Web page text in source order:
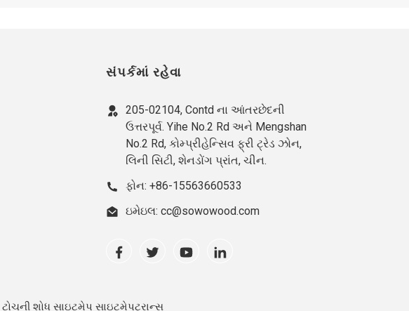
સંપર્કમાં રહેવા
205-02104, Contd ના આંતરછેદની
ઉત્તરપૂર્વ. Yihe No.2 Rd અને Mengshan
No.2 Rd, કોમ્પ્રીહેન્સિવ ફ્રી ટ્રેડ ઝોન,
લિની સિટી, શેનડોંગ પ્રાંત, ચીન.
ફોન: +86-15563660533
ઇમેઇલ: cc@sowowood.com
ટોચની શોધ સાઇટમેપ સાઇટમેપટ્રાન્સ